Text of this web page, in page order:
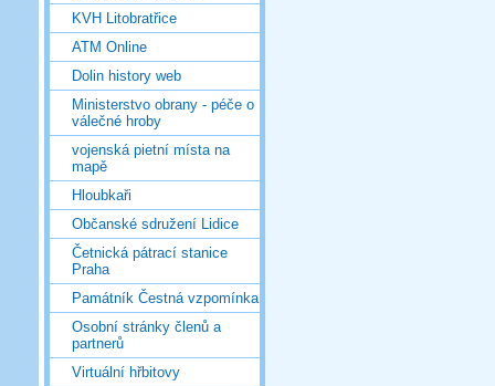
KVH Litobratřice
ATM Online
Dolin history web
Ministerstvo obrany - péče o
válečné hroby
vojenská pietní místa na
mapě
Hloubkaři
Občanské sdružení Lidice
Četnická pátrací stanice
Praha
Památník Čestná vzpomínka
Osobní stránky členů a
partnerů
Virtuální hřbitovy